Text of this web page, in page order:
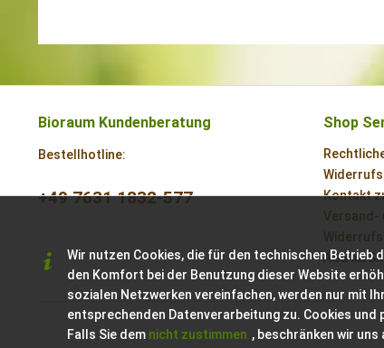
Bioraum Kundenberatung
Bestellhotline:
+49 7631 1832-577
Shop
Kontakt
Versand-
AGB im
Wir nutzen Cookies, die für den technischen
den Komfort bei der Benutzung dieser Website
sozialen Netzwerken vereinfachen, werden nur mit
entsprechenden Datenverarbeitung zu. Cookies
Falls Sie dem nicht zustimmen , beschränken wir